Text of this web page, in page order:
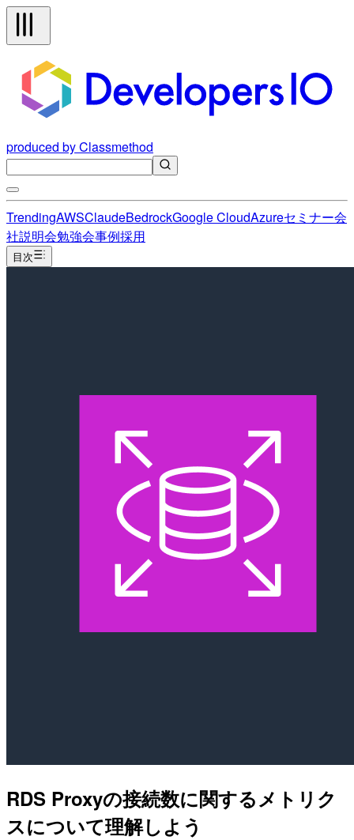
produced by Classmethod
TrendingAWSClaudeBedrockGoogle CloudAzureセミナー会
社説明会勉強会事例採用
目次
RDS Proxyの接続数に関するメトリク
スについて理解しよう